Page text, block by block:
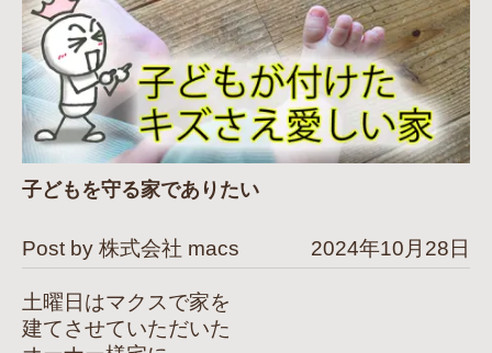
子どもを守る家でありたい
Post by 株式会社 macs 2024年10月28日
土曜日はマクスで家を
建てさせていただいた